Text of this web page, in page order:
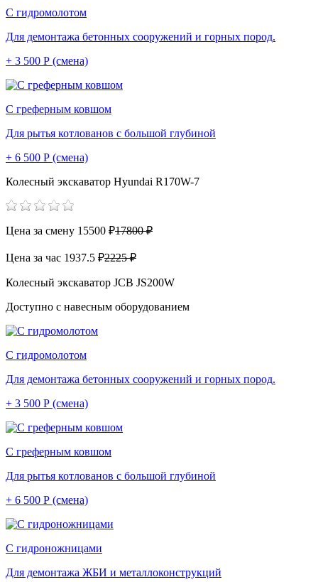
С гидромолотом
Для демонтажа бетонных сооружений и горных пород.
+ 3 500 Р (смена)
С греферным ковшом
Для рытья котлованов с большой глубиной
+ 6 500 Р (смена)
Колесный экскаватор Hyundai R170W-7
Цена за смену 15500 ₽17800 ₽
Цена за час 1937.5 ₽2225 ₽
Колесный экскаватор JCB JS200W
Доступно с навесным оборудованием
С гидромолотом
Для демонтажа бетонных сооружений и горных пород.
+ 3 500 Р (смена)
С греферным ковшом
Для рытья котлованов с большой глубиной
+ 6 500 Р (смена)
С гидроножницами
Для демонтажа ЖБИ и металлоконструкций